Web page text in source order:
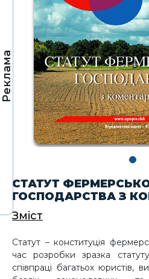
Реклама
СТАТУТ
ГОСПОДАРСТВА З
Зміст
Статут – конституція
час розробки зразка
співпраці багатьох юристів,